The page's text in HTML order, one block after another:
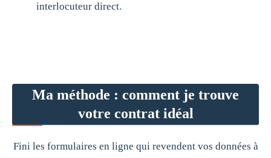
interlocuteur direct.
Ma méthode : comment je trouve
votre contrat idéal
Fini les formulaires en ligne qui revendent vos données à